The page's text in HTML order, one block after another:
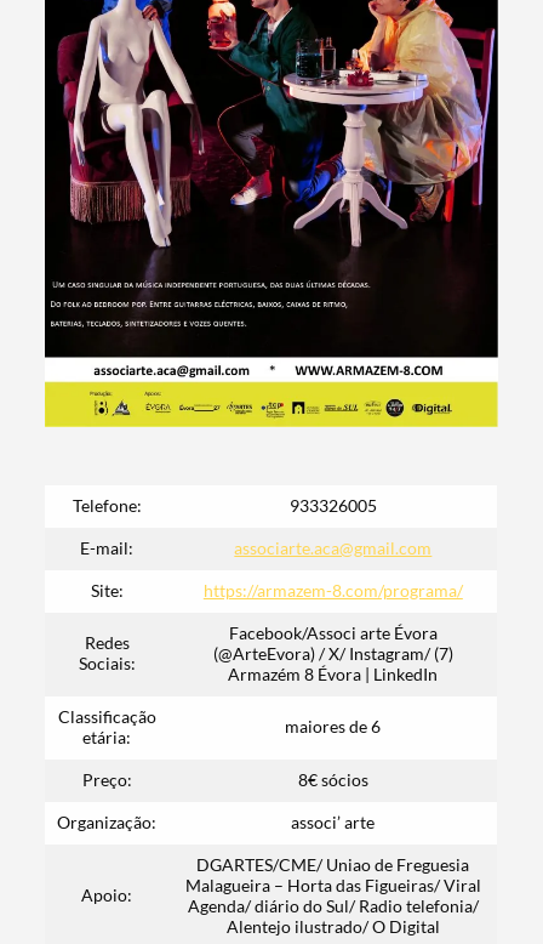
Filtros
Telefone: 933326005
E-mail: associarte.aca@gmail.com
Site: https://armazem-8.com/programa/
Redes
Sociais:
Facebook/Associ arte Évora
(@ArteEvora) / X/ Instagram/ (7)
Armazém 8 Évora | LinkedIn
Classificação
etária:
maiores de 6
Preço: 8€ sócios
Organização: associ’ arte
Apoio:
DGARTES/CME/ Uniao de Freguesia
Malagueira – Horta das Figueiras/ Viral
Agenda/ diário do Sul/ Radio telefonia/
Alentejo ilustrado/ O Digital